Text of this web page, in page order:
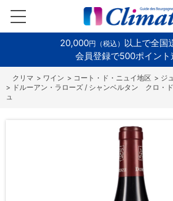
20,000円（税込） 以上で全国
会員登録で500ポイント
> ワイン > コート・ド・ニュイ地区 > ジ
> ドルーアン・ラローズ / シャンベルタン クロ・
ュ